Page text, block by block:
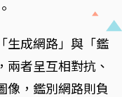
生成網路」與「鑑
兩者呈互相對抗、
像，鑑別網路則負